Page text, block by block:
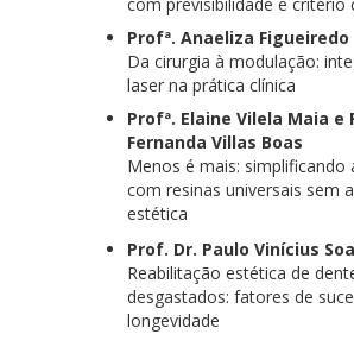
Profª. Anaeliza Figueiredo
Da cirurgia à modulação:
laser na prática clínica
Profª. Elaine Vilela Maia e
Fernanda Villas Boas
Menos é mais: simplificando
com resinas universais sem
estética
Prof. Dr. Paulo Vinícius
Reabilitação estética de
desgastados: fatores de
longevidade